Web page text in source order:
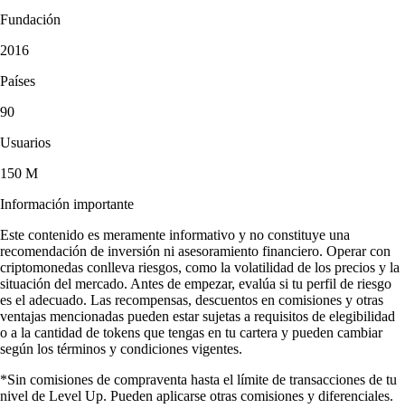
Fundación
2016
Países
90
Usuarios
150 M
Información importante
Este contenido es meramente informativo y no constituye una
recomendación de inversión ni asesoramiento financiero. Operar con
criptomonedas conlleva riesgos, como la volatilidad de los precios y la
situación del mercado. Antes de empezar, evalúa si tu perfil de riesgo
es el adecuado. Las recompensas, descuentos en comisiones y otras
ventajas mencionadas pueden estar sujetas a requisitos de elegibilidad
o a la cantidad de tokens que tengas en tu cartera y pueden cambiar
según los términos y condiciones vigentes.
*Sin comisiones de compraventa hasta el límite de transacciones de tu
nivel de Level Up. Pueden aplicarse otras comisiones y diferenciales.